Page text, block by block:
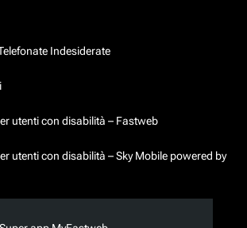
Indesiderate
utenti con disabilità – Fastweb
utenti con disabilità – Sky Mobile powered by